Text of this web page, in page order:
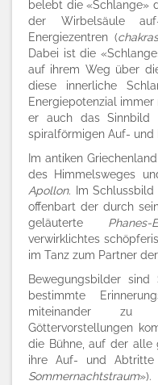
belebt die «Schlange»
der Wirbelsäule
Energiezentren (
Dabei ist die
auf ihrem Weg über
diese innerliche
Energiepotenzial
er auch das Sinnbild
spiralförmigen Auf- und
Im antiken
des Himmelsweges
Apollon. Im Schlussbild
offenbart der durch
geläuterte Phanes-
verwirklichtes
im Tanz zum Partner
Bewegungsbilder
bestimmte
miteinander zu
Göttervorstellungen
die Bühne, auf der alle
ihre Auf- und Abtritte
Sommernachtstraum»).